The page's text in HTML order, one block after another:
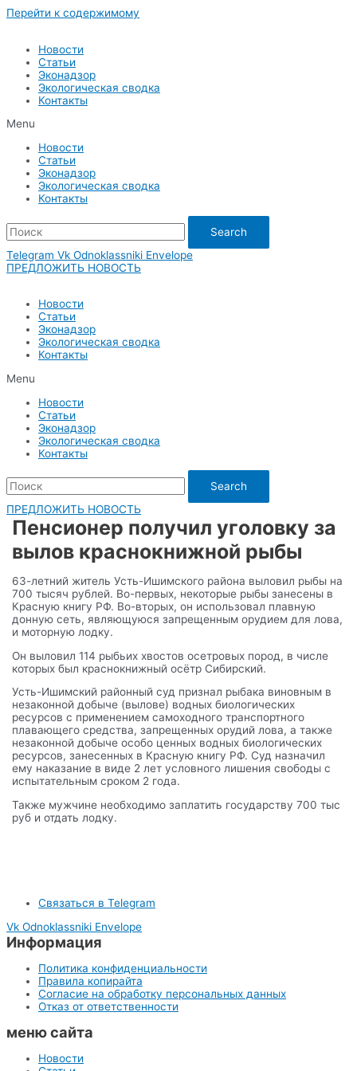
Перейти к содержимому
Новости
Статьи
Эконадзор
Экологическая сводка
Контакты
Menu
Новости
Статьи
Эконадзор
Экологическая сводка
Контакты
Search
Telegram Vk Odnoklassniki Envelope
ПРЕДЛОЖИТЬ НОВОСТЬ
Новости
Статьи
Эконадзор
Экологическая сводка
Контакты
Menu
Новости
Статьи
Эконадзор
Экологическая сводка
Контакты
Search
ПРЕДЛОЖИТЬ НОВОСТЬ
Пенсионер получил уголовку за
вылов краснокнижной рыбы
63-летний житель Усть-Ишимского района выловил рыбы на
700 тысяч рублей. Во-первых, некоторые рыбы занесены в
Красную книгу РФ. Во-вторых, он использовал плавную
донную сеть, являющуюся запрещенным орудием для лова,
и моторную лодку.
Он выловил 114 рыбьих хвостов осетровых пород, в числе
которых был краснокнижный осётр Сибирский.
Усть-Ишимский районный суд признал рыбака виновным в
незаконной добыче (вылове) водных биологических
ресурсов с применением самоходного транспортного
плавающего средства, запрещенных орудий лова, а также
незаконной добыче особо ценных водных биологических
ресурсов, занесенных в Красную книгу РФ. Суд назначил
ему наказание в виде 2 лет условного лишения свободы с
испытательным сроком 2 года.
Также мужчине необходимо заплатить государству 700 тыс
руб и отдать лодку.
Связаться в Telegram
Vk Odnoklassniki Envelope
Информация
Политика конфиденциальности
Правила копирайта
Согласие на обработку персональных данных
Отказ от ответственности
меню сайта
Новости